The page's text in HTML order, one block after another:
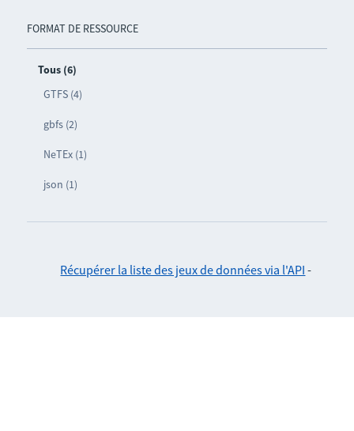
FORMAT DE RESSOURCE
Tous (6)
GTFS (4)
gbfs (2)
NeTEx (1)
json (1)
Récupérer la liste des jeux de données via l'API -